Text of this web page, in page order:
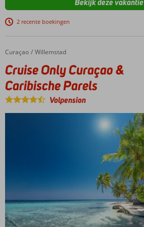
2 recente boekingen
Bekijk deze vakantie
Home
Curaçao Willemstad
Cruise Only Curaçao & Caribische Parels
Cruise Only Curaçao &
Caribische Parels
Volpension